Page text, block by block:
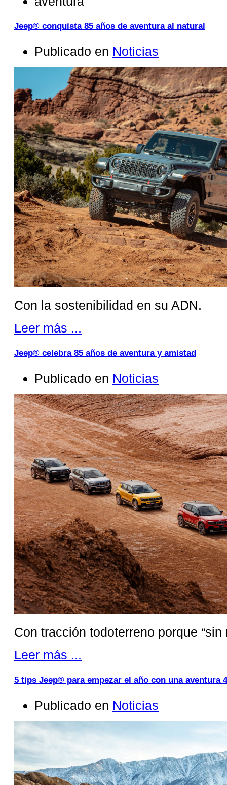
Jeep® conquista 85 años de aventura al natural
Publicado en Noticias
Con la sostenibilidad en su ADN.
Leer más ...
Jeep® celebra 85 años de aventura y amistad
Publicado en Noticias
Con tracción todoterreno porque
Leer más ...
5 tips Jeep® para empezar el año con una aventura
Publicado en Noticias